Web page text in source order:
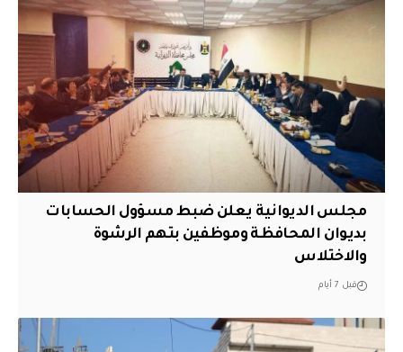
مجلس الديوانية يعلن ضبط مسؤول الحسابات
بديوان المحافظة وموظفين بتهم الرشوة
والاختلاس
قبل 7 أيام